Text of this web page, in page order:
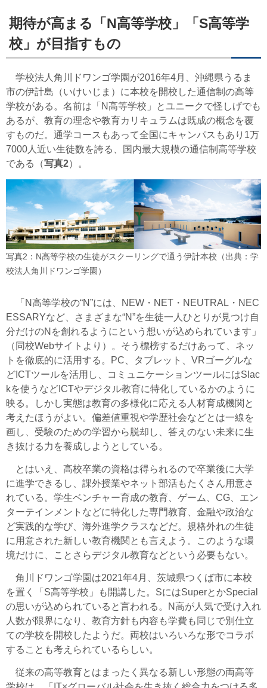
期待が高まる「N高等学校」「S高等学
校」が目指すもの
学校法人角川ドワンゴ学園が2016年4月、沖縄県うるま
市の伊計島（いけいじま）に本校を開校した通信制の高等
学校がある。名前は「N高等学校」とユニークで怪しげでも
あるが、教育の理念や教育カリキュラムは既成の概念を覆
すものだ。通学コースもあって全国にキャンパスもあり1万
7000人近い生徒数を誇る、国内最大規模の通信制高等学校
である（写真2）。
写真2：N高等学校の生徒がスクーリングで通う伊計本校（出典：学
校法人角川ドワンゴ学園）
「N高等学校の“N”には、NEW・NET・NEUTRAL・NEC
ESSARYなど、さまざまな“N”を生徒一人ひとりが見つけ自
分だけのNを創れるようにという想いが込められています」
（同校Webサイトより）。そう標榜するだけあって、ネッ
トを徹底的に活用する。PC、タブレット、VRゴーグルな
どICTツールを活用し、コミュニケーションツールにはSlac
kを使うなどICTやデジタル教育に特化しているかのように
映る。しかし実態は教育の多様化に応える人材育成機関と
考えたほうがよい。偏差値重視や学歴社会などとは一線を
画し、受験のための学習から脱却し、答えのない未来に生
き抜ける力を養成しようとしている。
とはいえ、高校卒業の資格は得られるので卒業後に大学
に進学できるし、課外授業やネット部活もたくさん用意さ
れている。学生ベンチャー育成の教育、ゲーム、CG、エン
ターテインメントなどに特化した専門教育、金融や政治な
ど実践的な学び、海外進学クラスなどだ。規格外れの生徒
に用意された新しい教育機関とも言えよう。このような環
境だけに、ことさらデジタル教育などという必要もない。
角川ドワンゴ学園は2021年4月、茨城県つくば市に本校
を置く「S高等学校」も開講した。SにはSuperとかSpecial
の思いが込められていると言われる。N高が人気で受け入れ
人数が限界になり、教育方針も内容も学費も同じで別仕立
ての学校を開校したようだ。両校はいろいろな形でコラボ
することも考えられているらしい。
従来の高等教育とはまったく異なる新しい形態の両高等